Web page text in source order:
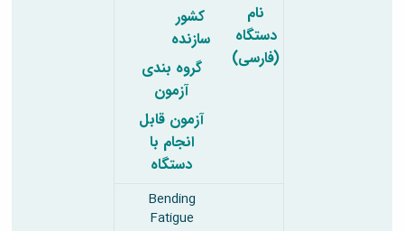
نام
دستگاه
(فارسی)
کشور
سازنده
گروه بندی
آزمون
آزمون قابل
انجام با
دستگاه
Bending
Fatigue